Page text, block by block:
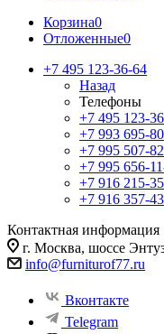
Корзина0
Отложенные0
+7 495 123-36-64
Назад
Телефоны
+7 495 123-
+7 993 695-
+7 995 507-
+7 995 656-
+7 916 215-
+7 916 357-
Контактная информация
г. Москва, шоссе
info@furniturof77.ru
Вконтакте
Telegram